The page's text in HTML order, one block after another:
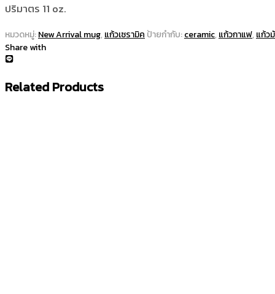
ปริมาตร 11 oz.
หมวดหมู่:New Arrival mug, แก้วเซรามิค ป้ายกำกับ:ceramic, แก้วกาแฟ, แก้ว
Share with
Related Products